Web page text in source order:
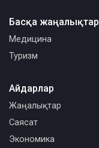
Басқа жаңалықтар
Медицина
Туризм
Айдарлар
Жаңалықтар
Саясат
Экономика